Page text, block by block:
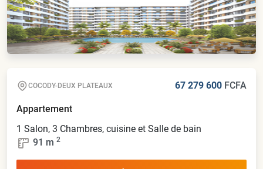
COCODY-DEUX PLATEAUX
Appartement
67 279 600 FCFA
1 Salon, 3 Chambres, cuisine et Salle de bain
91 m 2